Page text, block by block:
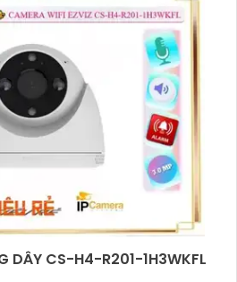
DÂY CS-H4-R201-1H3WKFL